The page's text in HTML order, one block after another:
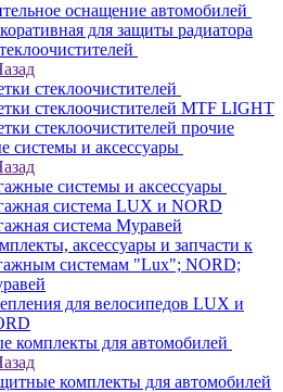
оснащение автомобилей
для защиты радиатора
стеклоочистителей
стеклоочистителей MTF LIGHT
стеклоочистителей прочие
системы и аксессуары
системы и аксессуары
система LUX и NORD
система Муравей
аксессуары и запчасти к
системам "Lux"; NORD;
для велосипедов LUX и
комплекты для автомобилей
комплекты для автомобилей